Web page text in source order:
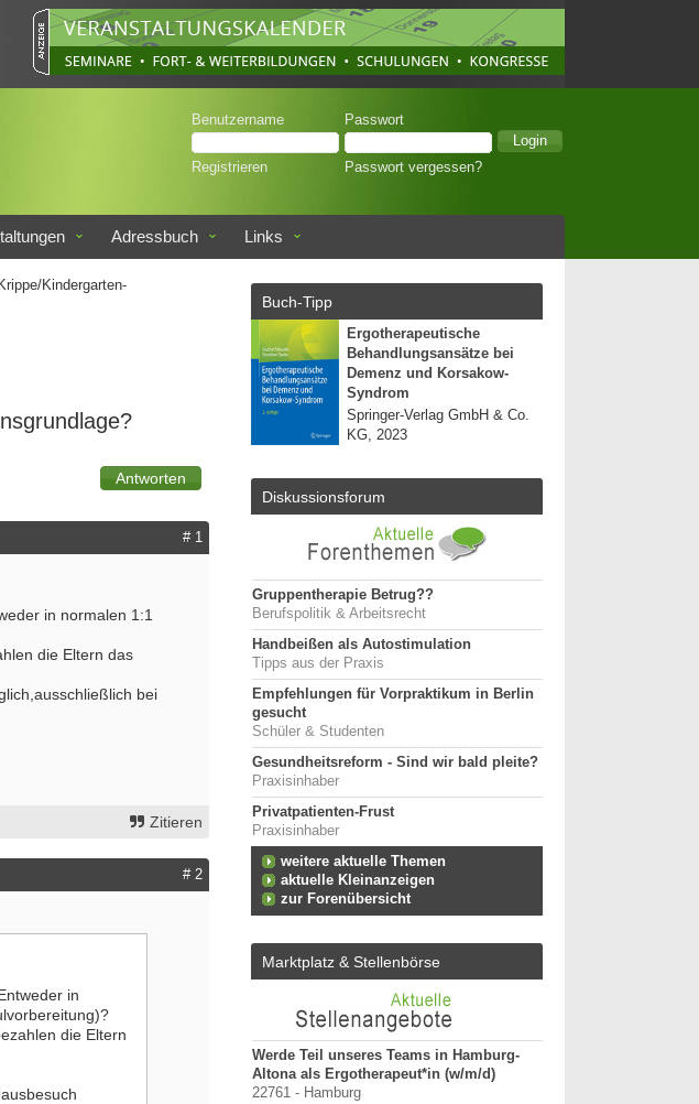
Benutzername Passwort
Registrieren Passwort vergessen?
Adressbuch Links
Kindergarten-
# 1
in normalen 1:1
die Eltern das
bei
Zitieren
# 2
in
die Eltern
Buch-Tipp
Ergotherapeutische
Behandlungsansätze bei
Demenz und Korsakow-
Syndrom
Springer-Verlag GmbH & Co.
KG, 2023
Diskussionsforum
Gruppentherapie Betrug??
Berufspolitik & Arbeitsrecht
Handbeißen als Autostimulation
Tipps aus der Praxis
Empfehlungen für Vorpraktikum in Berlin
gesucht
Schüler & Studenten
Gesundheitsreform - Sind wir bald pleite?
Praxisinhaber
Privatpatienten-Frust
Praxisinhaber
weitere aktuelle Themen
aktuelle Kleinanzeigen
zur Forenübersicht
Marktplatz & Stellenbörse
2026
Mitte
Werde Teil unseres Teams in Hamburg-
Altona als Ergotherapeut*in (w/m/d)
22761 - Hamburg